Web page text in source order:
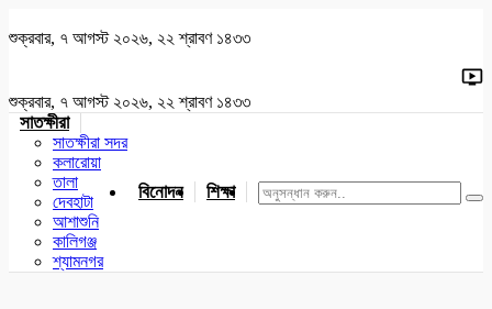
শুক্রবার, ৭ আগস্ট ২০২৬, ২২ শ্রাবণ ১৪৩৩
শুক্রবার, ৭ আগস্ট ২০২৬, ২২ শ্রাবণ ১৪৩৩
সাতক্ষীরা
সাতক্ষীরা সদর
কলারোয়া
তালা
দেবহাটা
আশাশুনি
কালিগঞ্জ
শ্যামনগর
বিনোদন শিক্ষা খেলাধুলা জাতীয় যশোর